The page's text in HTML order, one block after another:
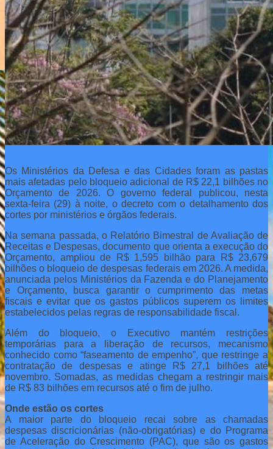
Os Ministérios da Defesa e das Cidades foram as pastas
mais afetadas pelo bloqueio adicional de R$ 22,1 bilhões no
Orçamento de 2026. O governo federal publicou, nesta
sexta-feira (29) à noite, o decreto com o detalhamento dos
cortes por ministérios e órgãos federais.
Na semana passada, o Relatório Bimestral de Avaliação de
Receitas e Despesas, documento que orienta a execução do
Orçamento, ampliou de R$ 1,595 bilhão para R$ 23,679
bilhões o bloqueio de despesas federais em 2026. A medida,
anunciada pelos Ministérios da Fazenda e do Planejamento
e Orçamento, busca garantir o cumprimento das metas
fiscais e evitar que os gastos públicos superem os limites
estabelecidos pelas regras de responsabilidade fiscal.
Além do bloqueio, o Executivo mantém restrições
temporárias para a liberação de recursos, mecanismo
conhecido como “faseamento de empenho”, que restringe a
contratação de despesas e atinge R$ 27,1 bilhões até
novembro. Somadas, as medidas chegam a restringir mais
de R$ 83 bilhões em recursos até o fim de julho.
Onde estão os cortes
A maior parte do bloqueio recai sobre as chamadas
despesas discricionárias (não-obrigatórias) e do Programa
de Aceleração do Crescimento (PAC), que são os gastos